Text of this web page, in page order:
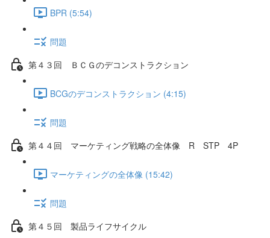
BPR (5:54)
問題
第４３回 ＢＣＧのデコンストラクション
BCGのデコンストラクション (4:15)
問題
第４４回 マーケティング戦略の全体像 R STP 4P
マーケティングの全体像 (15:42)
問題
第４５回 製品ライフサイクル